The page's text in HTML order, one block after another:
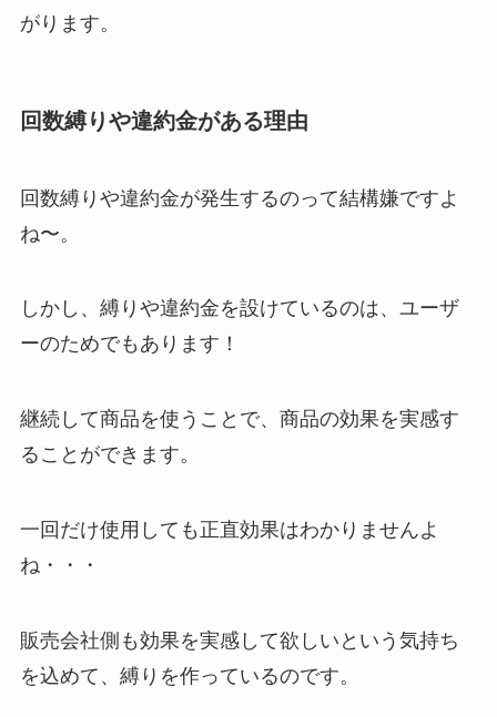
がります。
回数縛りや違約金がある理由
回数縛りや違約金が発生するのって結構嫌ですよ
ね〜。
しかし、縛りや違約金を設けているのは、ユーザ
ーのためでもあります！
継続して商品を使うことで、商品の効果を実感す
ることができます。
一回だけ使用しても正直効果はわかりませんよ
ね・・・
販売会社側も効果を実感して欲しいという気持ち
を込めて、縛りを作っているのです。